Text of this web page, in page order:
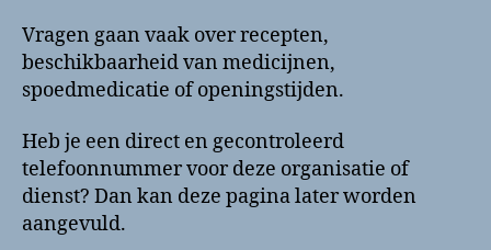
Vragen gaan vaak over recepten,
beschikbaarheid van medicijnen,
spoedmedicatie of openingstijden.
Heb je een direct en gecontroleerd
telefoonnummer voor deze organisatie of
dienst? Dan kan deze pagina later worden
aangevuld.